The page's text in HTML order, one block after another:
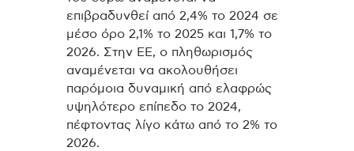
επιβραδυνθεί από 2,4% το 2024 σε
μέσο όρο 2,1% το 2025 και 1,7% το
2026. Στην ΕΕ, ο πληθωρισμός
αναμένεται να ακολουθήσει
παρόμοια δυναμική από ελαφρώς
υψηλότερο επίπεδο το 2024,
πέφτοντας λίγο κάτω από το 2% το
2026.